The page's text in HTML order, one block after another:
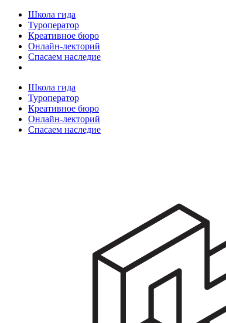
Школа гида
Туроператор
Креативное бюро
Онлайн-лекторий
Спасаем наследие
Школа гида
Туроператор
Креативное бюро
Онлайн-лекторий
Спасаем наследие